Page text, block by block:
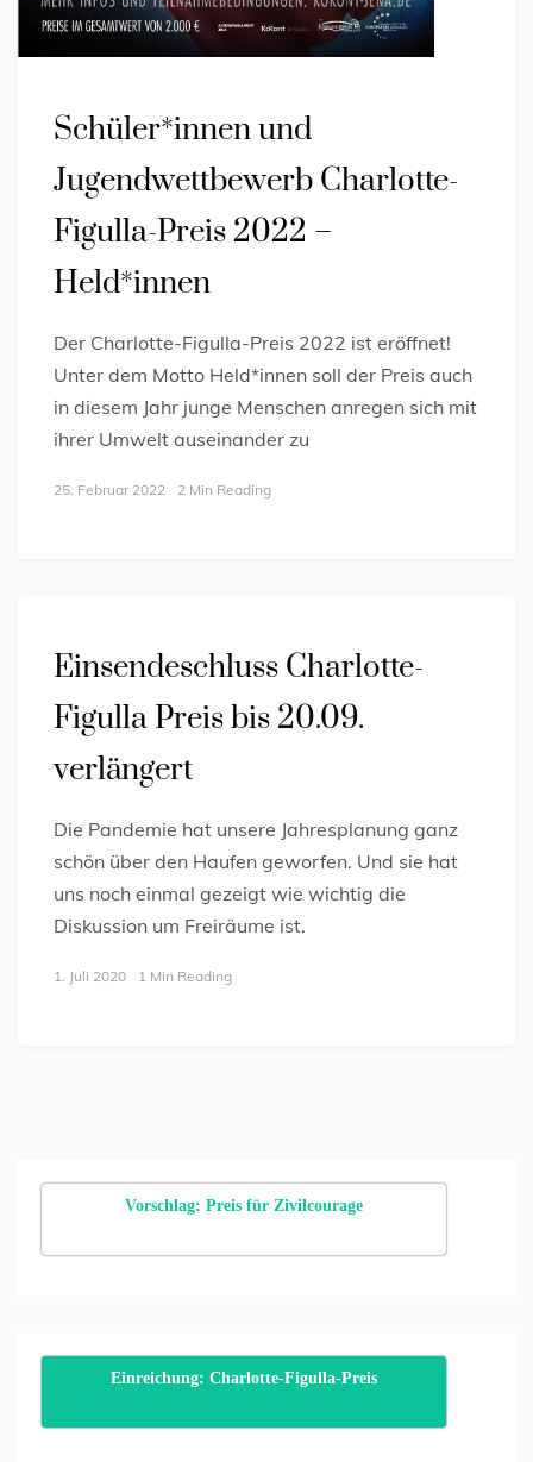
Schüler*innen und
Jugendwettbewerb Charlotte-
Figulla-Preis 2022 –
Held*innen
Der Charlotte-Figulla-Preis 2022 ist eröffnet!
Unter dem Motto Held*innen soll der Preis auch
in diesem Jahr junge Menschen anregen sich mit
ihrer Umwelt auseinander zu
25. Februar 2022 2 Min Reading
Einsendeschluss Charlotte-
Figulla Preis bis 20.09.
verlängert
Die Pandemie hat unsere Jahresplanung ganz
schön über den Haufen geworfen. Und sie hat
uns noch einmal gezeigt wie wichtig die
Diskussion um Freiräume ist.
1. Juli 2020 1 Min Reading
Vorschlag: Preis für Zivilcourage
Einreichung: Charlotte-Figulla-Preis